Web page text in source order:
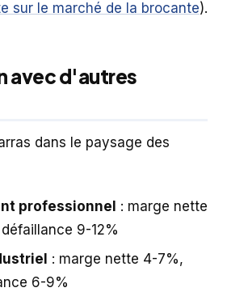
sur le marché de la brocante).
avec d'autres
dans le paysage des
professionnel
: marge nette
9-12%
: marge nette 4-7%,
6-9%